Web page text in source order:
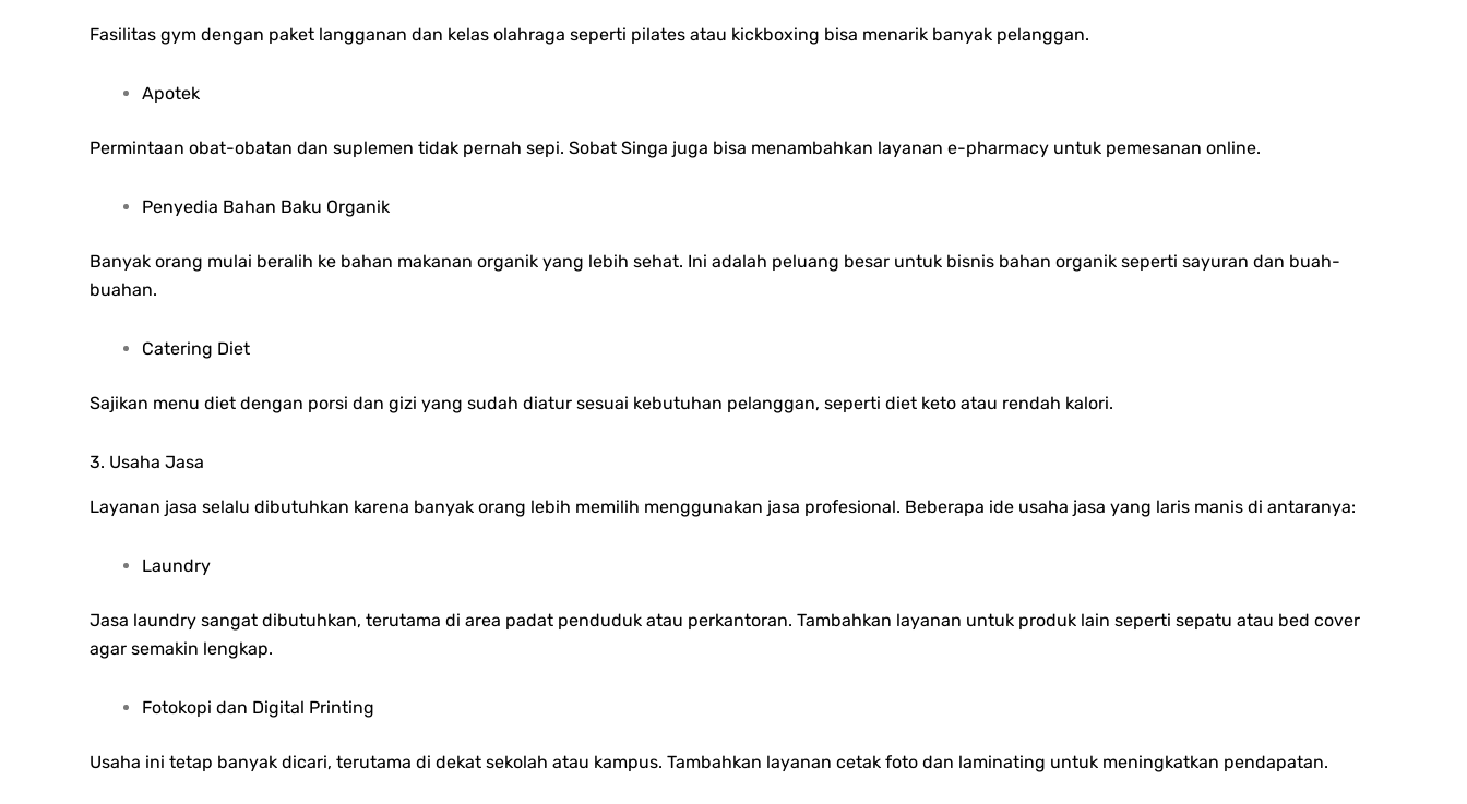
Fasilitas gym dengan paket langganan dan kelas olahraga seperti pilates atau kickboxing bisa menarik banyak pelanggan.
Apotek
Permintaan obat-obatan dan suplemen tidak pernah sepi. Sobat Singa juga bisa menambahkan layanan e-pharmacy untuk pemesanan online.
Penyedia Bahan Baku Organik
Banyak orang mulai beralih ke bahan makanan organik yang lebih sehat. Ini adalah peluang besar untuk bisnis bahan organik seperti sayuran dan buah-
buahan.
Catering Diet
Sajikan menu diet dengan porsi dan gizi yang sudah diatur sesuai kebutuhan pelanggan, seperti diet keto atau rendah kalori.
3. Usaha Jasa
Layanan jasa selalu dibutuhkan karena banyak orang lebih memilih menggunakan jasa profesional. Beberapa ide usaha jasa yang laris manis di antaranya:
Laundry
Jasa laundry sangat dibutuhkan, terutama di area padat penduduk atau perkantoran. Tambahkan layanan untuk produk lain seperti sepatu atau bed cover
agar semakin lengkap.
Fotokopi dan Digital Printing
Usaha ini tetap banyak dicari, terutama di dekat sekolah atau kampus. Tambahkan layanan cetak foto dan laminating untuk meningkatkan pendapatan.